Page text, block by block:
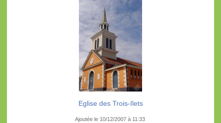
Eglise des Trois-Ilets
Ajoutée le 10/12/2007 à 11:33